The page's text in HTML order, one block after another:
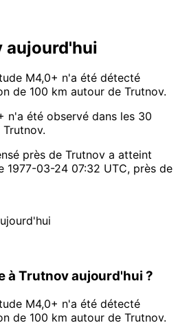
aujourd'hui
M4,0+ n'a été détecté
de 100 km autour de Trutnov.
n'a été observé dans les 30
près de Trutnov a atteint
1977-03-24 07:32 UTC, près de
à Trutnov aujourd'hui ?
M4,0+ n'a été détecté
de 100 km autour de Trutnov.